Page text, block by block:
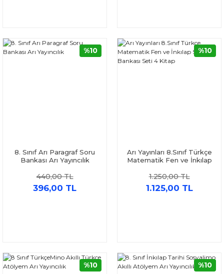
8. Sınıf Arı Paragraf Soru
Bankası Arı Yayıncılık
440,00 TL
396,00 TL
%10
Arı Yayınları 8.Sınıf Türkçe
Matematik Fen ve İnkılap
1.250,00 TL
1.125,00 TL
%10
%10 %10